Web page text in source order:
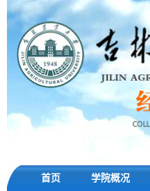
首页 学院概况